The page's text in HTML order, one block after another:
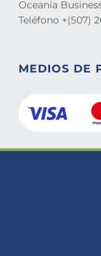
Oceanía
Teléfono +(507)
MEDIOS DE